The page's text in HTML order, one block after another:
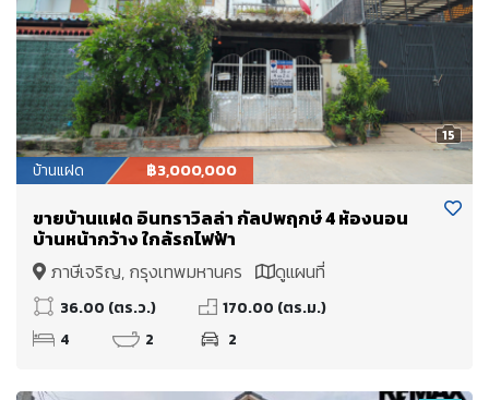
15
บ้านแฝด ฿3,000,000
ขายบ้านแฝด อินทราวิลล่า กัลปพฤกษ์ 4 ห้องนอน
บ้านหน้ากว้าง ใกล้รถไฟฟ้า
ภาษีเจริญ, กรุงเทพมหานคร
ดูแผนที่
36.00 (ตร.ว.)
170.00 (ตร.ม.)
4
2 2